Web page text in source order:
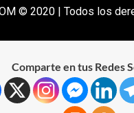
© 2020 | Todos los
Comparte en tus Redes